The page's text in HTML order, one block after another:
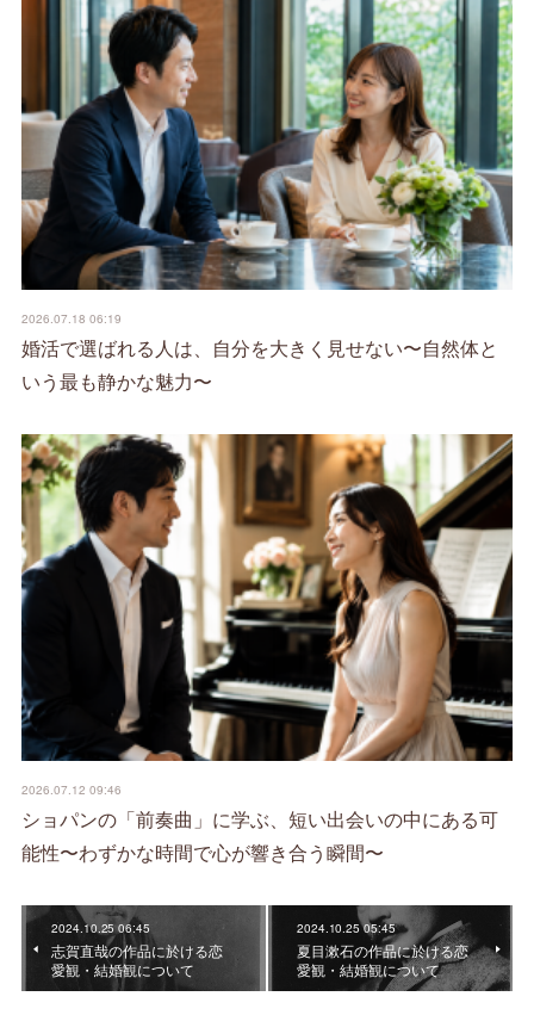
2026.07.18 06:19
婚活で選ばれる人は、自分を大きく見せない〜自然体と
いう最も静かな魅力〜
2026.07.12 09:46
ショパンの「前奏曲」に学ぶ、短い出会いの中にある可
能性〜わずかな時間で心が響き合う瞬間〜
2024.10.25 06:45
志賀直哉の作品に於ける恋
愛観・結婚観について
2024.10.25 05:45
夏目漱石の作品に於ける恋
愛観・結婚観について